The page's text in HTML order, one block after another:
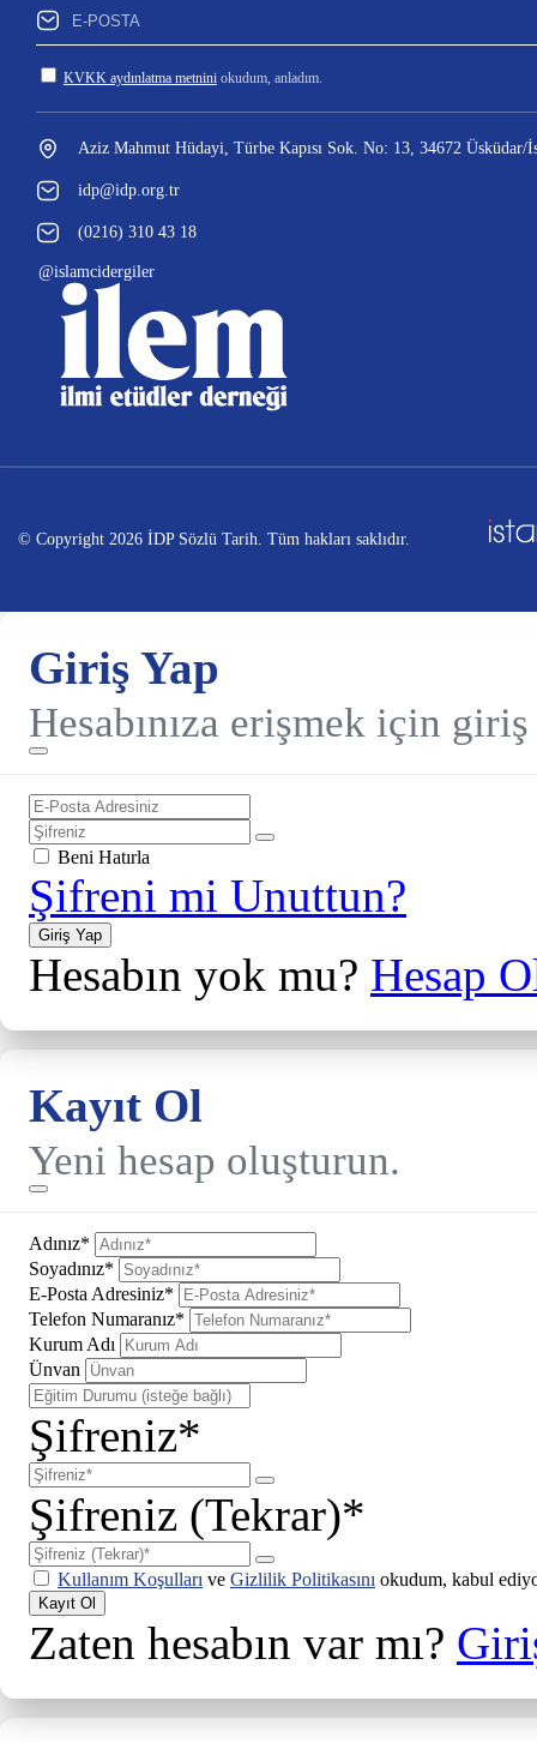
KVKK aydınlatma metnini okudum, anladım.
Aziz Mahmut Hüdayi, Türbe Kapısı Sok. No: 13, 34672 Üsküdar/
idp@idp.org.tr
(0216) 310 43 18
@islamcidergiler
© Copyright 2026 İDP Sözlü Tarih. Tüm hakları saklıdır.
Giriş Yap
Hesabınıza erişmek için giriş
Beni Hatırla
Şifreni mi Unuttun?
Giriş Yap
Hesabın yok mu? Hesap
Kayıt Ol
Yeni hesap oluşturun.
Adınız*
Soyadınız*
E-Posta Adresiniz*
Telefon Numaranız*
Kurum Adı
Ünvan
Şifreniz*
Şifreniz (Tekrar)*
Kullanım Koşulları ve Gizlilik Politikasını okudum, kabul
Kayıt Ol
Zaten hesabın var mı?